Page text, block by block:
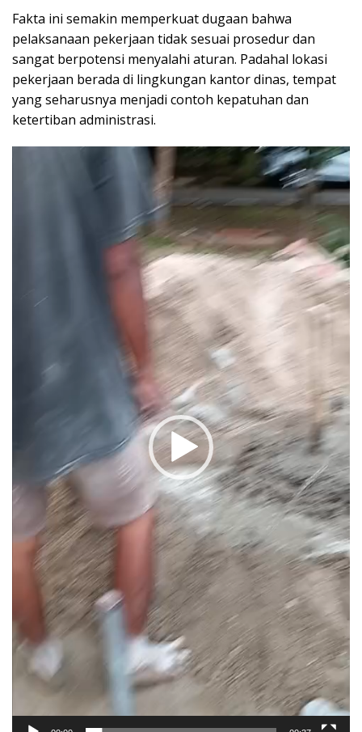
Fakta ini semakin memperkuat dugaan bahwa
pelaksanaan pekerjaan tidak sesuai prosedur dan
sangat berpotensi menyalahi aturan. Padahal lokasi
pekerjaan berada di lingkungan kantor dinas, tempat
yang seharusnya menjadi contoh kepatuhan dan
ketertiban administrasi.